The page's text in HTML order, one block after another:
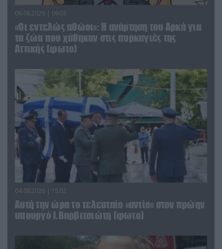
06.08.2026 | 09:03
«Οι εντελώς αθώοι»: Η ανάρτηση του Αρκά για
τα ζώα που χάθηκαν στις πυρκαγιές της
Αττικής (φωτο)
04.08.2026 | 15:02
Αυτή την ώρα το τελευταίο «αντίο» στον πρώην
υπουργό Ι.Βαρβιτσιώτη (φωτο)